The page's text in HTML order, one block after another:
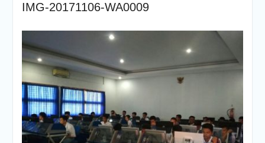
IMG-20171106-WA0009